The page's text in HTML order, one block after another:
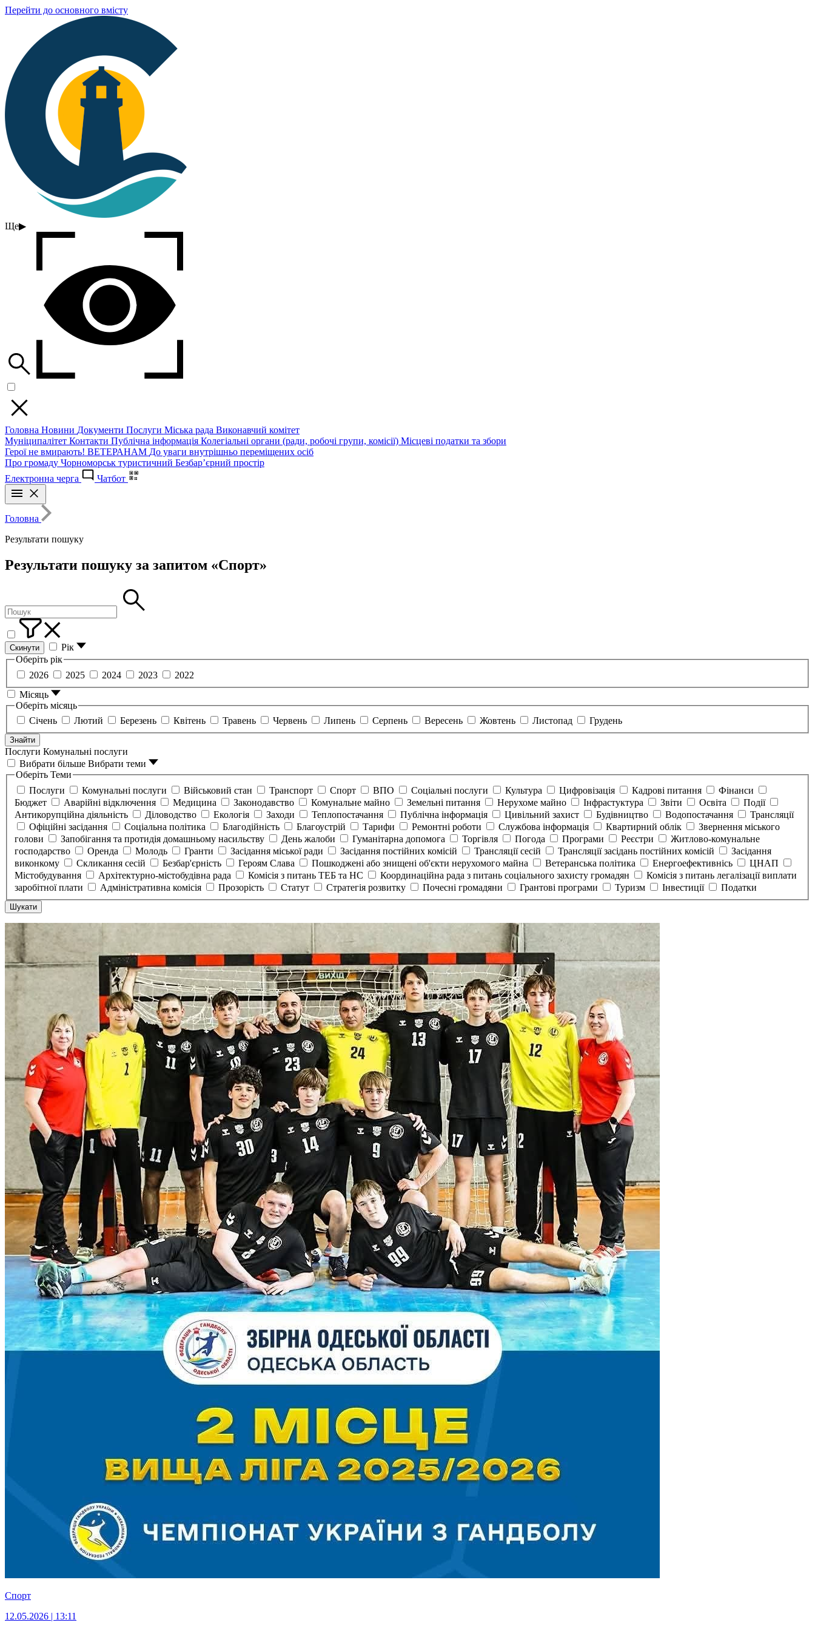
Перейти до основного вмісту
Ще▶
Головна Новини Документи Послуги Міська рада Виконавчий комітет
Муніципалітет Контакти Публічна інформація Колегіальні органи (ради, робочі групи, комісії) Місцеві податки та збори
Герої не вмирають! ВЕТЕРАНАМ До уваги внутрішньо переміщених осіб
Про громаду Чорноморськ туристичний Безбар’єрний простір
Електронна черга
Чатбот
Головна
Результати пошуку
Результати пошуку за запитом «Спорт»
Скинути
Рік
Оберіть рік
2026
2025 2024 2023
2022
Місяць
Оберіть місяць
Січень
Лютий Березень Квітень Травень Червень Липень Серпень Вересень Жовтень Листопад Грудень
Знайти
Послуги Комунальні послуги
Вибрати більше Вибрати теми
Оберіть Теми
Послуги
Комунальні послуги Військовий стан Транспорт Спорт ВПО Соціальні послуги Культура Цифровізація Кадрові питання
Фінанси
Бюджет
Аварійні відключення Медицина Законодавство Комунальне майно Земельні питання Нерухоме майно Інфрастуктура Звіти Освіта
Події
Антикорупційна діяльність
Діловодство Екологія Заходи Теплопостачання Публічна інформація Цивільний захист Будівництво Водопостачання
Трансляції
Офіційні засідання
Соціальна політика Благодійність Благоустрій Тарифи Ремонтні роботи Службова інформація Квартирний облік
Звернення міського
голови
Запобігання та протидія домашньому насильству День жалоби Гуманітарна допомога Торгівля Погода Програми Реєстри
Житлово-комунальне
господарство
Оренда Молодь Гранти Засідання міської ради Засідання постійних комісій Трансляції сесій Трансляції засідань постійних комісій
Засідання
виконкому
Скликання сесій Безбар'єрність Героям Слава Пошкоджені або знищені об'єкти нерухомого майна Ветеранська політика Енергоефективнісь
ЦНАП
Містобудування
Архітектурно-містобудівна рада Комісія з питань ТЕБ та НС Координаційна рада з питань соціального захисту громадян
Комісія з питань легалізації виплати
заробітної плати
Адміністративна комісія Прозорість Статут Стратегія розвитку Почесні громадяни Грантові програми Туризм Інвестиції Податки
Шукати
Спорт
12.05.2026 | 13:11